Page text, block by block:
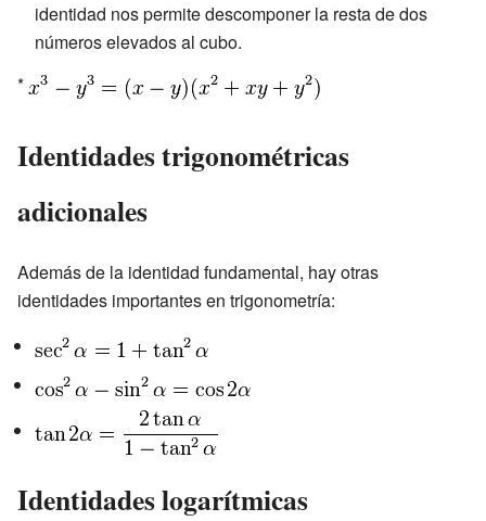
identidad nos permite descomponer la resta de dos
números elevados al cubo.
*
Identidades trigonométricas
adicionales
Además de la identidad fundamental, hay otras
identidades importantes en trigonometría:
Identidades logarítmicas